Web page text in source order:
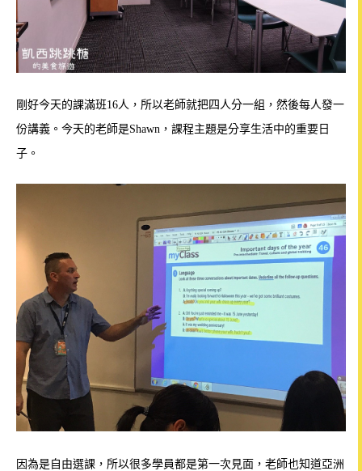
剛好今天的課滿班16人，所以老師就把四人分一組，然後每人發一
份講義。今天的老師是Shawn，課程主題是分享生活中的重要日
子。
因為是自由選課，所以很多學員都是第一次見面，老師也知道亞洲